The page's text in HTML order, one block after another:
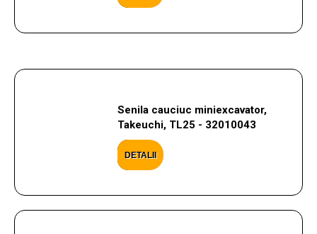
Senila cauciuc miniexcavator,
Takeuchi, TL25 - 32010043
DETALII